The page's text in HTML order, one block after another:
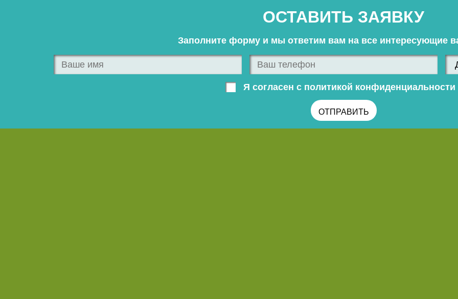
ОСТАВИТЬ ЗАЯВКУ
Заполните форму и мы ответим вам на все интересующие
Я согласен с политикой конфиденциальности
ОТПРАВИТЬ